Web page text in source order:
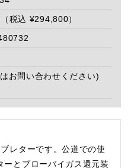
税込 ¥294,800）
お問い合わせください)
レターです。公道での使
ーとブローバイガス還元装